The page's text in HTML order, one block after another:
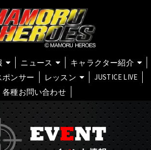
ニュース
キャラクター紹介
ポンサー レッスン JUSTICE LIVE
各種お問い合わせ